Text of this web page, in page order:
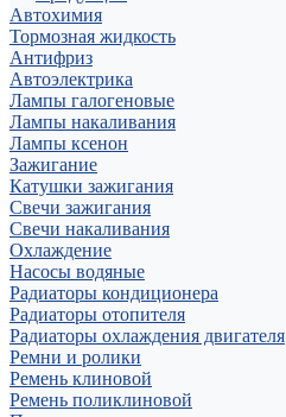
Автохимия
Тормозная жидкость
Антифриз
Автоэлектрика
Лампы галогеновые
Лампы накаливания
Лампы ксенон
Зажигание
Катушки зажигания
Свечи зажигания
Свечи накаливания
Охлаждение
Насосы водяные
Радиаторы кондиционера
Радиаторы отопителя
Радиаторы охлаждения двигателя
Ремни и ролики
Ремень клиновой
Ремень поликлиновой